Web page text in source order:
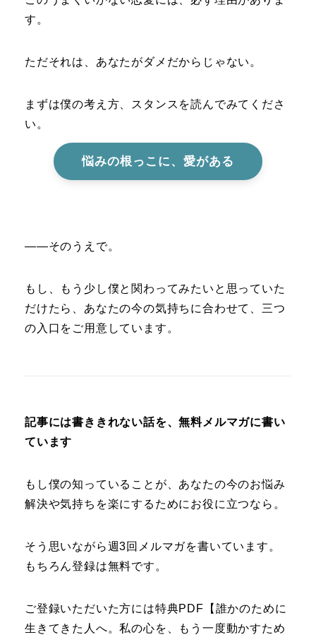
す。
ただそれは、あなたがダメだからじゃない。
まずは僕の考え方、スタンスを読んでみてくださ
い。
悩みの根っこに、愛がある
――そのうえで。
もし、もう少し僕と関わってみたいと思っていた
だけたら、あなたの今の気持ちに合わせて、三つ
の入口をご用意しています。
記事には書ききれない話を、無料メルマガに書い
ています
もし僕の知っていることが、あなたの今のお悩み
解決や気持ちを楽にするためにお役に立つなら。
そう思いながら週3回メルマガを書いています。
もちろん登録は無料です。
ご登録いただいた方には特典PDF【誰かのために
生きてきた人へ。私の心を、もう一度動かすため